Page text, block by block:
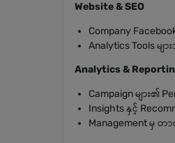
Website & SEO
Company
Analytics Tools မ
Analytics &
Campaign များ၏
Insights နှင့်
Management မှ တ